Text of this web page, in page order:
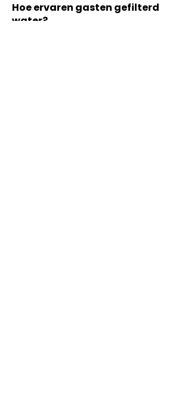
Hoe ervaren gasten gefilterd
water?